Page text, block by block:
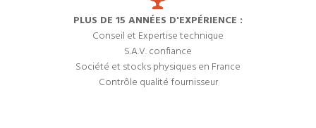
PLUS DE 15 ANNÉES D'EXPÉRIENCE :
Conseil et Expertise technique
S.A.V. confiance
Société et stocks physiques en France
Contrôle qualité fournisseur